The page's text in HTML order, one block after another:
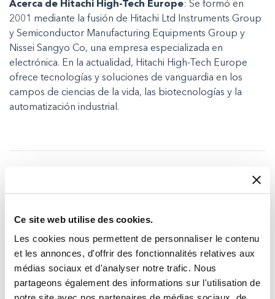
Ce site web utilise des cookies.
Les cookies nous permettent de personnaliser le contenu
et les annonces, d'offrir des fonctionnalités relatives aux
médias sociaux et d'analyser notre trafic. Nous
partageons également des informations sur l'utilisation de
Acerca de Hitachi High-Tech Europe: Se formó en
2001 mediante la fusión de Hitachi Ltd Instruments Group
y Semiconductor Manufacturing Equipments Group y
Nissei Sangyo Co, una empresa especializada en
electrónica. En la actualidad, Hitachi High-Tech Europe
ofrece tecnologías y soluciones de vanguardia en los
campos de ciencias de la vida, las biotecnologías y la
automatización industrial.
Releases